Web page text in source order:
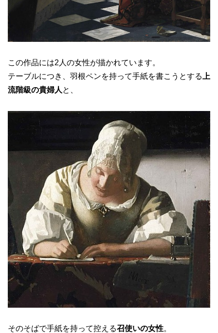
この作品には2人の女性が描かれています。
テーブルにつき、羽根ペンを持って手紙を書こうとする
上
流階級の貴婦人 と、
そのそばで手紙を持って控える召使いの女性。